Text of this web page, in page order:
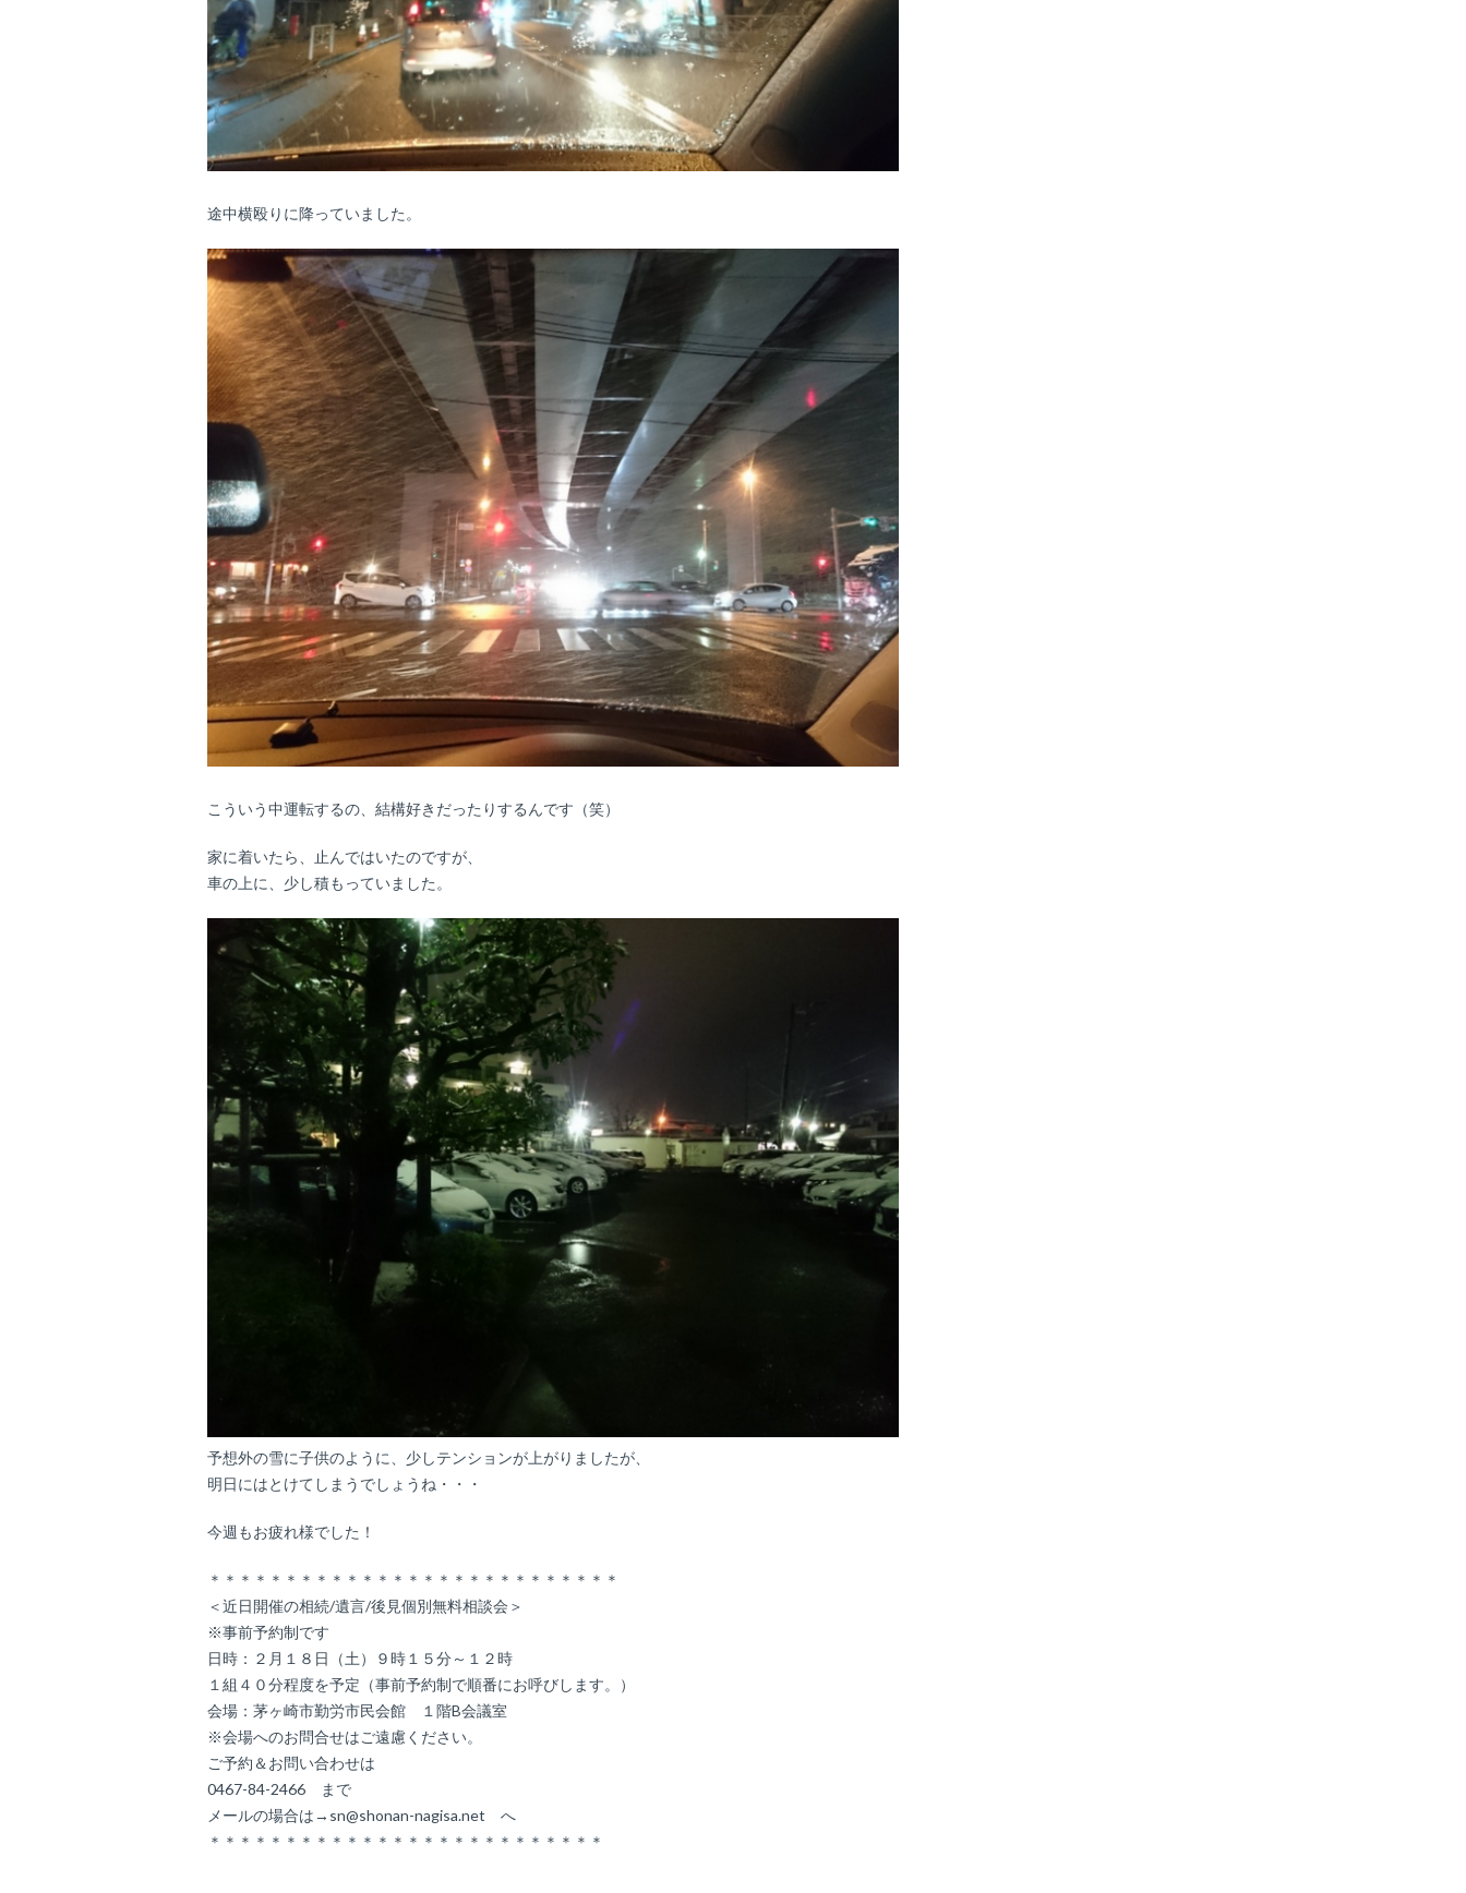
途中横殴りに降っていました。
こういう中運転するの、結構好きだったりするんです（笑）
家に着いたら、止んではいたのですが、
車の上に、少し積もっていました。
予想外の雪に子供のように、少しテンションが上がりましたが、
明日にはとけてしまうでしょうね・・・
今週もお疲れ様でした！
＊＊＊＊＊＊＊＊＊＊＊＊＊＊＊＊＊＊＊＊＊＊＊＊＊＊＊
＜近日開催の相続/遺言/後見個別無料相談会＞
※事前予約制です
日時：２月１８日（土）９時１５分～１２時
１組４０分程度を予定（事前予約制で順番にお呼びします。）
会場：茅ヶ崎市勤労市民会館 １階B会議室
※会場へのお問合せはご遠慮ください。
ご予約＆お問い合わせは
0467-84-2466 まで
メールの場合は→sn@shonan-nagisa.net へ
＊＊＊＊＊＊＊＊＊＊＊＊＊＊＊＊＊＊＊＊＊＊＊＊＊＊